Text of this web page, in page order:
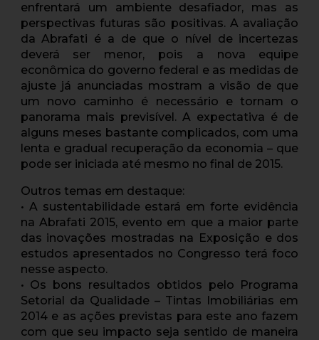
enfrentará um ambiente desafiador, mas as
perspectivas futuras são positivas. A avaliação
da Abrafati é a de que o nível de incertezas
deverá ser menor, pois a nova equipe
econômica do governo federal e as medidas de
ajuste já anunciadas mostram a visão de que
um novo caminho é necessário e tornam o
panorama mais previsível. A expectativa é de
alguns meses bastante complicados, com uma
lenta e gradual recuperação da economia – que
pode ser iniciada até mesmo no final de 2015.
Outros temas em destaque:
• A sustentabilidade estará em forte evidência
na Abrafati 2015, evento em que a maior parte
das inovações mostradas na Exposição e dos
estudos apresentados no Congresso terá foco
nesse aspecto.
• Os bons resultados obtidos pelo Programa
Setorial da Qualidade – Tintas Imobiliárias em
2014 e as ações previstas para este ano fazem
com que seu impacto seja sentido de maneira